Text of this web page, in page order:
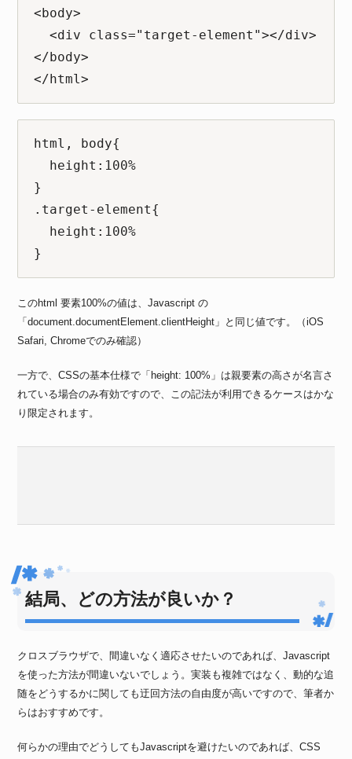
<body>
  <div class="target-element"></div>
</body>
</html>
html, body{
}
.target-element{
}
このhtml 要素100%の値は、Javascript の
「document.documentElement.clientHeight」と同じ値です。（iOS
Safari, Chromeでのみ確認）
一方で、CSSの基本仕様で「height: 100%」は親要素の高さが名言さ
れている場合のみ有効ですので、この記法が利用できるケースはかな
り限定されます。
結局、どの方法が良いか？
クロスブラウザで、間違いなく適応させたいのであれば、Javascript
を使った方法が間違いないでしょう。実装も複雑ではなく、動的な追
随をどうするかに関しても迂回方法の自由度が高いですので、筆者か
らはおすすめです。
何らかの理由でどうしてもJavascriptを避けたいのであれば、CSS